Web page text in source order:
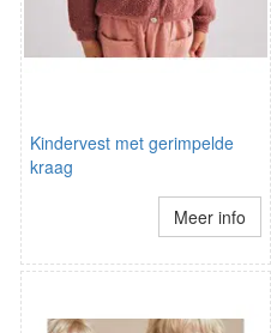
Kindervest met gerimpelde
kraag
Meer info